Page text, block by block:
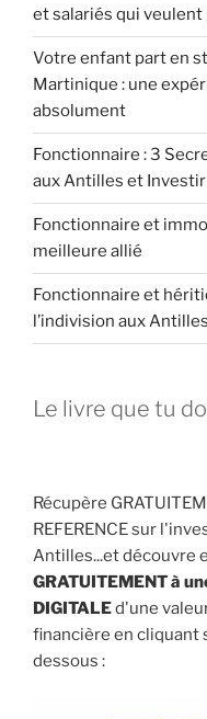
et salariés qui
Votre enfant part en
Martinique : une
absolument
Fonctionnaire : 3
aux Antilles et
Fonctionnaire et
meilleure allié
Fonctionnaire et
l’indivision aux
Le livre que tu
Récupère
REFERENCE sur
Antilles...et découvre
GRATUITEMENT à
DIGITALEd'une
financière en cliquant
dessous :